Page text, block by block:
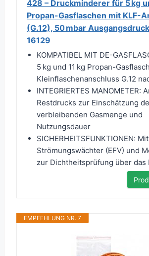
428 – Druckminderer für 5 kg
Propan-Gasflaschen mit KLF-
(G.12), 50 mbar
16129
KOMPATIBEL MIT DE-
5 kg und 11 kg Propan-
Kleinflaschenanschluss G.12
INTEGRIERTES MANOMETER:
Restdrucks zur Einschätzung
verbleibenden Gasmenge und
Nutzungsdauer
SICHERHEITSFUNKTIONEN: Mit
Strömungswächter (EFV) und
zur Dichtheitsprüfung über das
EMPFEHLUNG NR. 7